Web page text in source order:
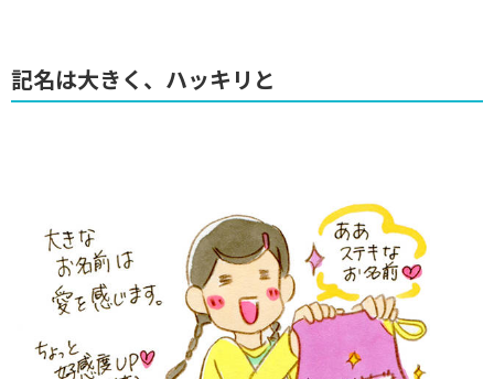
記名は大きく、ハッキリと